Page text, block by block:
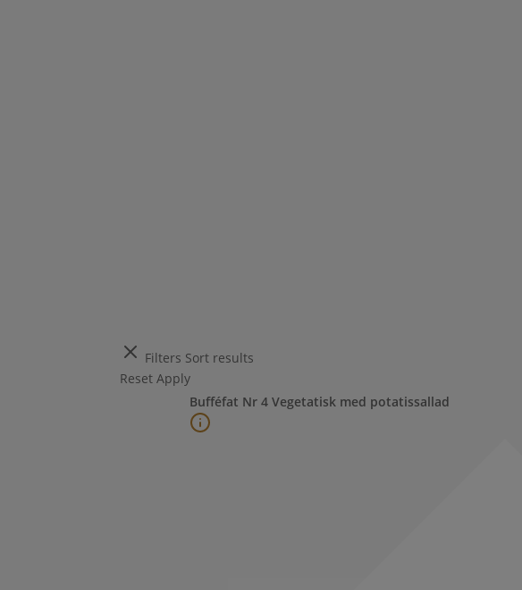
Filters Sort results
ResetApply
Bufféfat Nr 4 Vegetatisk med potatissallad